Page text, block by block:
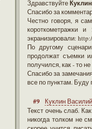
Здравствуйте
Спасибо за
Честно говоря, я
короткометражки
экранизировали:
По другому
продолжат съемки
получился, как - то
Спасибо за
все по пунктам. Буду
#9
Куклин Василий
Текст очень слаб.
никогда толком не